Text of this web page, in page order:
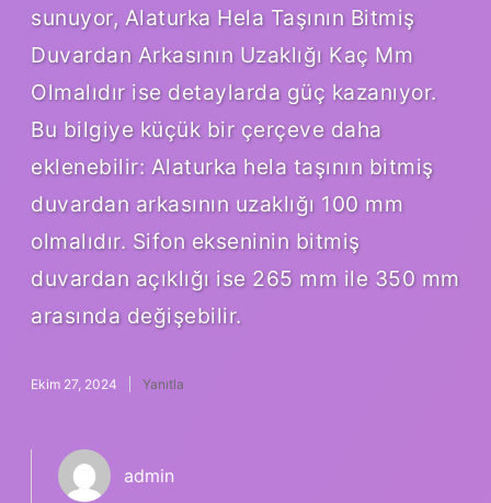
sunuyor, Alaturka Hela Taşının Bitmiş
Duvardan Arkasının Uzaklığı Kaç Mm
Olmalıdır ise detaylarda güç kazanıyor.
Bu bilgiye küçük bir çerçeve daha
eklenebilir: Alaturka hela taşının bitmiş
duvardan arkasının uzaklığı 100 mm
olmalıdır. Sifon ekseninin bitmiş
duvardan açıklığı ise 265 mm ile 350 mm
arasında değişebilir.
Ekim 27, 2024 Yanıtla
admin